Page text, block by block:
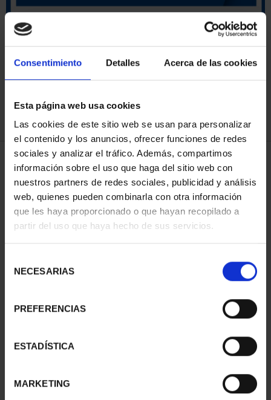
Consentimiento Detalles Acerca de las cookies
Esta página web usa cookies
Las cookies de este sitio web se usan para personalizar
el contenido y los anuncios, ofrecer funciones de redes
sociales y analizar el tráfico. Además, compartimos
información sobre el uso que haga del sitio web con
nuestros partners de redes sociales, publicidad y análisis
web, quienes pueden combinarla con otra información
que les haya proporcionado o que hayan recopilado a
partir del uso que haya hecho de sus servicios.
NECESARIAS
PREFERENCIAS
ESTADÍSTICA
MARKETING
REFINAR
4 Productos encontrados
PROVINCIA 1
Sólo para usuarios
SUSCRIPCIÓN
CAPITALES DE
PROVINCIA 2
Sólo para usuarios
registrados